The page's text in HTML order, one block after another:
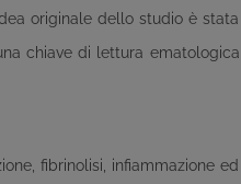
originale dello studio è stata
chiave di lettura ematologica
fibrinolisi, infiammazione ed